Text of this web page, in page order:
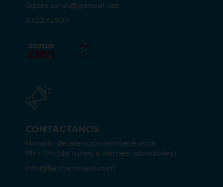
dgors.salut@gencat.cat
932272900
CONTÁCTANOS
Horario de atención farmacéutica:
9h - 17h (de lunes a viernes laborables)
info@farmainstant.com